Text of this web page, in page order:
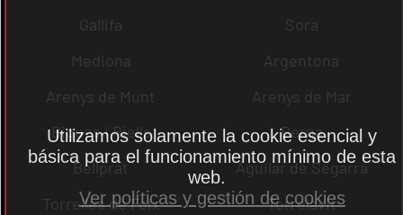
Gallifa
Sora
Mediona
Argentona
Arenys de Munt
Arenys de Mar
Bigues i Riells
Berga
Bellprat
Aguilar de Segarra
Torrelles de Foix
Torrelavit
Utilizamos solamente la cookie esencial y
básica para el funcionamiento mínimo de esta
web.
Ver políticas y gestión de cookies